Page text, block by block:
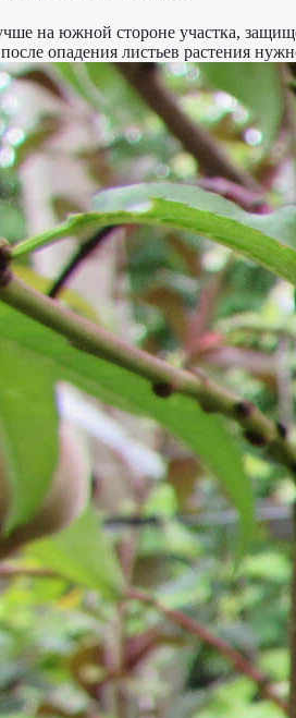
на южной стороне участка,
опадения листьев растения